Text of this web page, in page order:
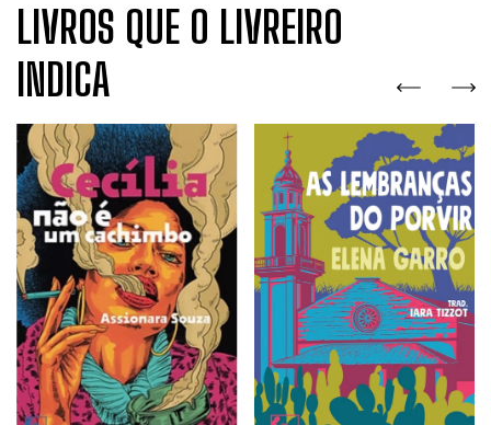
LIVROS QUE O LIVREIRO
INDICA